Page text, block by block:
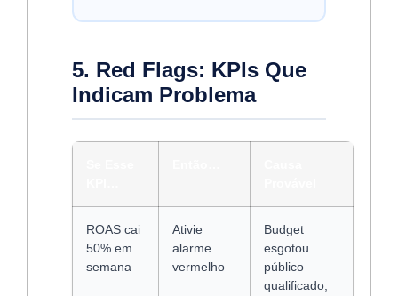
5. Red Flags: KPIs Que
Indicam Problema
ROAS cai
50% em
semana
Ativie
alarme
vermelho
Budget
esgotou
público
qualificado,